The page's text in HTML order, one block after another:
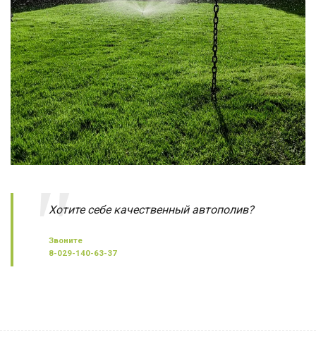
Хотите себе качественный автополив?
Звоните
8-029-140-63-37